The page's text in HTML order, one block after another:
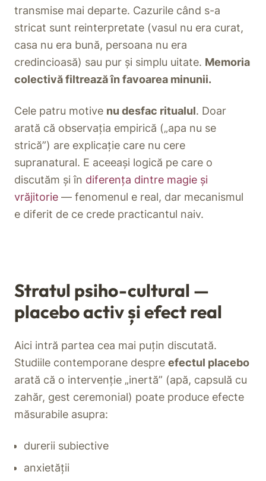
transmise mai departe. Cazurile când s-a
stricat sunt reinterpretate (vasul nu era curat,
casa nu era bună, persoana nu era
credincioasă) sau pur și simplu uitate. Memoria
colectivă filtrează în favoarea minunii.
Cele patru motive nu desfac ritualul. Doar
arată că observația empirică („apa nu se
strică”) are explicație care nu cere
supranatural. E aceeași logică pe care o
discutăm și în diferența dintre magie și
vrăjitorie — fenomenul e real, dar mecanismul
e diferit de ce crede practicantul naiv.
Stratul psiho-cultural —
placebo activ și efect real
Aici intră partea cea mai puțin discutată.
Studiile contemporane despre efectul placebo
arată că o intervenție „inertă” (apă, capsulă cu
zahăr, gest ceremonial) poate produce efecte
măsurabile asupra:
durerii subiective
anxietății